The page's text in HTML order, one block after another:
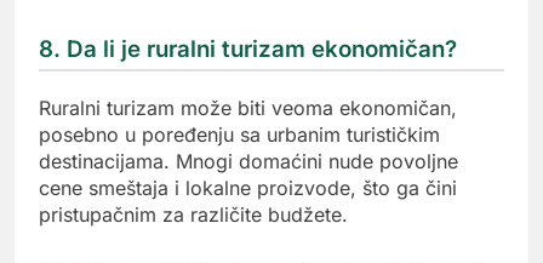
8. Da li je ruralni turizam ekonomičan?
Ruralni turizam može biti veoma ekonomičan,
posebno u poređenju sa urbanim turističkim
destinacijama. Mnogi domaćini nude povoljne
cene smeštaja i lokalne proizvode, što ga čini
pristupačnim za različite budžete.